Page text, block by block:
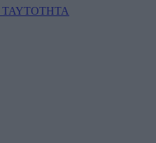
ΤΑΥΤΟΤΗΤΑ